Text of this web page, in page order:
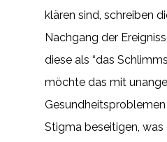
klären sind, schreiben
Nachgang der
diese als “das
möchte das mit
Stigma beseitigen,